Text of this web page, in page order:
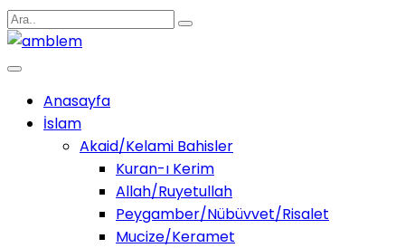
Anasayfa
İslam
Akaid/Kelami Bahisler
Kuran-ı Kerim
Allah/Ruyetullah
Peygamber/Nübüvvet/Risalet
Mucize/Keramet